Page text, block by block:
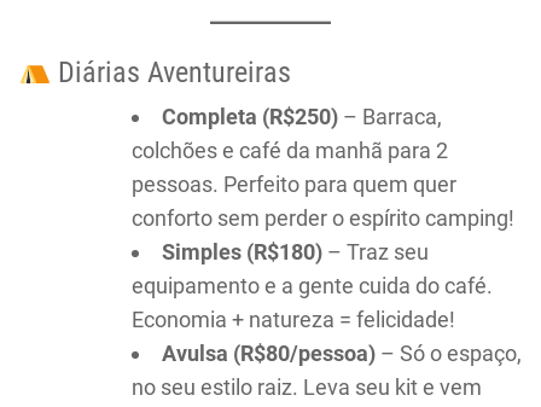
Diárias Aventureiras
Completa (R$250) – Barraca,
colchões e café da manhã para 2
pessoas. Perfeito para quem quer
conforto sem perder o espírito camping!
Simples (R$180) – Traz seu
equipamento e a gente cuida do café.
Economia + natureza = felicidade!
Avulsa (R$80/pessoa) – Só o espaço,
no seu estilo raiz. Leva seu kit e vem